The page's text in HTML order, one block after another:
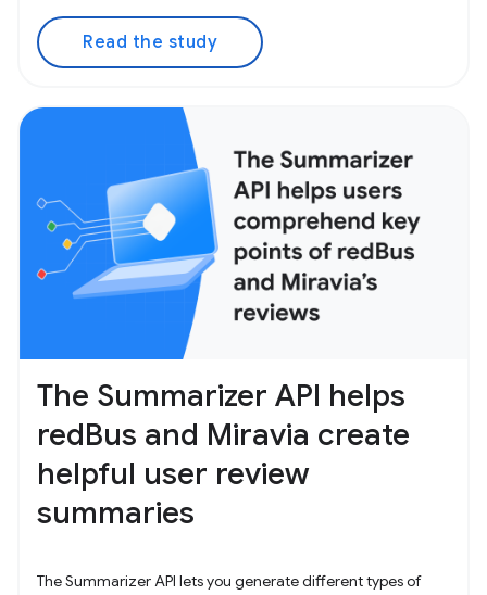
Read the study
The Summarizer API helps
redBus and Miravia create
helpful user review
summaries
The Summarizer API lets you generate different types of